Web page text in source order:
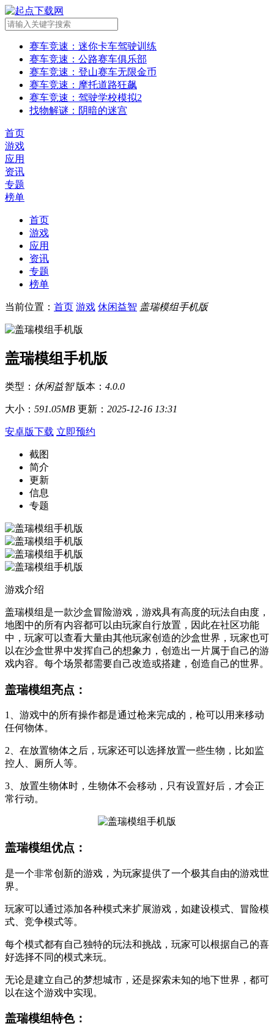
赛车竞速 ：迷你卡车驾驶训练
赛车竞速 ：公路赛车俱乐部
赛车竞速 ：登山赛车无限金币
赛车竞速 ：摩托道路狂飙
赛车竞速 ：驾驶学校模拟2
找物解谜 ：阴暗的迷宫
首页
游戏
应用
资讯
专题
榜单
首页
游戏
应用
资讯
专题
榜单
当前位置： 首页 游戏 休闲益智 盖瑞模组手机版
盖瑞模组手机版
类型： 休闲益智 版本： 4.0.0
大小： 591.05MB 更新： 2025-12-16 13:31
安卓版下载 立即预约
截图
简介
更新
信息
专题
游戏介绍
盖瑞模组是一款沙盒冒险游戏，游戏具有高度的玩法自由度，
地图中的所有内容都可以由玩家自行放置，因此在社区功能
中，玩家可以查看大量由其他玩家创造的沙盒世界，玩家也可
以在沙盒世界中发挥自己的想象力，创造出一片属于自己的游
戏内容。每个场景都需要自己改造或搭建，创造自己的世界。
盖瑞模组亮点：
1、游戏中的所有操作都是通过枪来完成的，枪可以用来移动
任何物体。
2、在放置物体之后，玩家还可以选择放置一些生物，比如监
控人、厕所人等。
3、放置生物体时，生物体不会移动，只有设置好后，才会正
常行动。
盖瑞模组优点：
是一个非常创新的游戏，为玩家提供了一个极其自由的游戏世
界。
玩家可以通过添加各种模式来扩展游戏，如建设模式、冒险模
式、竞争模式等。
每个模式都有自己独特的玩法和挑战，玩家可以根据自己的喜
好选择不同的模式来玩。
无论是建立自己的梦想城市，还是探索未知的地下世界，都可
以在这个游戏中实现。
盖瑞模组特色：